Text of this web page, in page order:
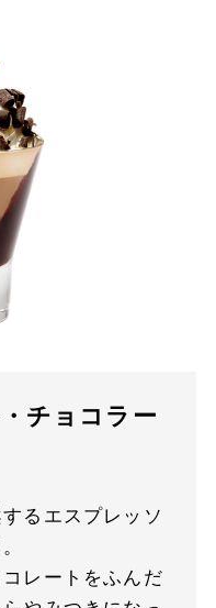
チョコラー
るエスプレッソ
レートをふんだ